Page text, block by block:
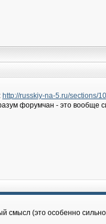
http://russkiy-na-5.ru/sections/
форумчан - это вообще
смысл (это особенно